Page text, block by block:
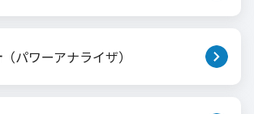
パワーアナライザ）